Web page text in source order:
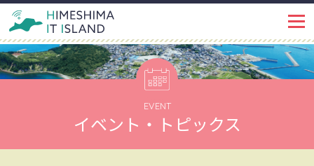
PROJECT IT ISLANDとは
姫島ではたらく
EVENT
イベント・トピックス